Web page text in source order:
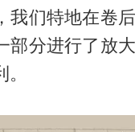
我们特地在卷
部分进行了放